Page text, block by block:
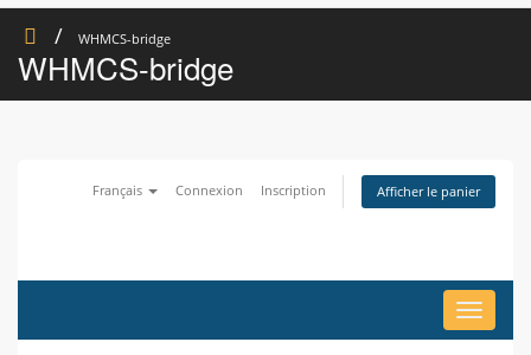
WHMCS-bridge
WHMCS-bridge
Français Connexion Inscription Afficher le panier
la